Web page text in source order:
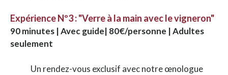
Expérience Nº3 : "Verre à la main avec le vigneron"
90 minutes | Avec guide| 80€/personne | Adultes
seulement
Un rendez-vous exclusif avec notre œnologue